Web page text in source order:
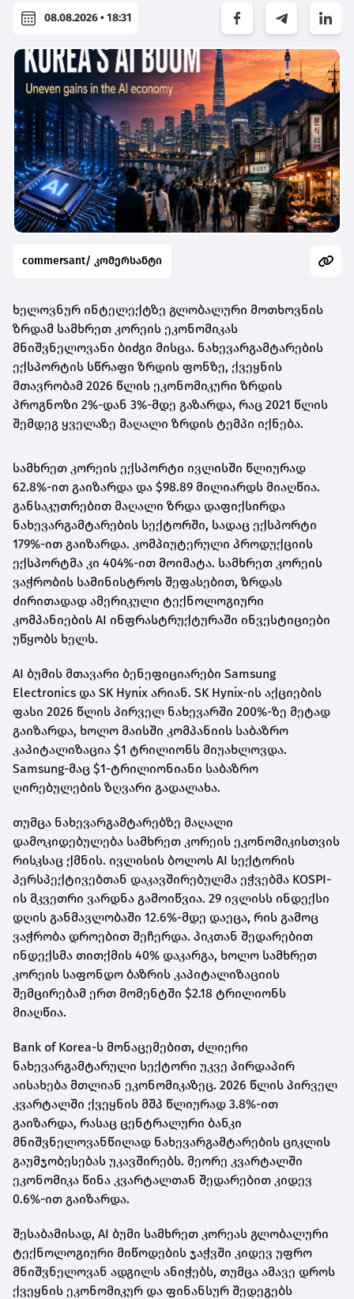
08.08.2026 • 18:31
commersant/ კომერსანტი
ხელოვნურ ინტელექტზე გლობალური მოთხოვნის
ზრდამ სამხრეთ კორეის ეკონომიკას
მნიშვნელოვანი ბიძგი მისცა. ნახევარგამტარების
ექსპორტის სწრაფი ზრდის ფონზე, ქვეყნის
მთავრობამ 2026 წლის ეკონომიკური ზრდის
პროგნოზი 2%-დან 3%-მდე გაზარდა, რაც 2021 წლის
შემდეგ ყველაზე მაღალი ზრდის ტემპი იქნება.
სამხრეთ კორეის ექსპორტი ივლისში წლიურად
62.8%-ით გაიზარდა და $98.89 მილიარდს მიაღწია.
განსაკუთრებით მაღალი ზრდა დაფიქსირდა
ნახევარგამტარების სექტორში, სადაც ექსპორტი
179%-ით გაიზარდა. კომპიუტერული პროდუქციის
ექსპორტმა კი 404%-ით მოიმატა. სამხრეთ კორეის
ვაჭრობის სამინისტროს შეფასებით, ზრდას
ძირითადად ამერიკული ტექნოლოგიური
კომპანიების AI ინფრასტრუქტურაში ინვესტიციები
უწყობს ხელს.
AI ბუმის მთავარი ბენეფიციარები Samsung
Electronics და SK Hynix არიან. SK Hynix-ის აქციების
ფასი 2026 წლის პირველ ნახევარში 200%-ზე მეტად
გაიზარდა, ხოლო მაისში კომპანიის საბაზრო
კაპიტალიზაცია $1 ტრილიონს მიუახლოვდა.
Samsung-მაც $1-ტრილიონიანი საბაზრო
ღირებულების ზღვარი გადალახა.
თუმცა ნახევარგამტარებზე მაღალი
დამოკიდებულება სამხრეთ კორეის ეკონომიკისთვის
რისკსაც ქმნის. ივლისის ბოლოს AI სექტორის
პერსპექტივებთან დაკავშირებულმა ეჭვებმა KOSPI-
ის მკვეთრი ვარდნა გამოიწვია. 29 ივლისს ინდექსი
დღის განმავლობაში 12.6%-მდე დაეცა, რის გამოც
ვაჭრობა დროებით შეჩერდა. პიკთან შედარებით
ინდექსმა თითქმის 40% დაკარგა, ხოლო სამხრეთ
კორეის საფონდო ბაზრის კაპიტალიზაციის
შემცირებამ ერთ მომენტში $2.18 ტრილიონს
მიაღწია.
Bank of Korea-ს მონაცემებით, ძლიერი
ნახევარგამტარული სექტორი უკვე პირდაპირ
აისახება მთლიან ეკონომიკაზეც. 2026 წლის პირველ
კვარტალში ქვეყნის მშპ წლიურად 3.8%-ით
გაიზარდა, რასაც ცენტრალური ბანკი
მნიშვნელოვანწილად ნახევარგამტარების ციკლის
გაუმჯობესებას უკავშირებს. მეორე კვარტალში
ეკონომიკა წინა კვარტალთან შედარებით კიდევ
0.6%-ით გაიზარდა.
შესაბამისად, AI ბუმი სამხრეთ კორეას გლობალური
ტექნოლოგიური მიწოდების ჯაჭვში კიდევ უფრო
მნიშვნელოვან ადგილს ანიჭებს, თუმცა ამავე დროს
ქვეყნის ეკონომიკურ და ფინანსურ შედეგებს